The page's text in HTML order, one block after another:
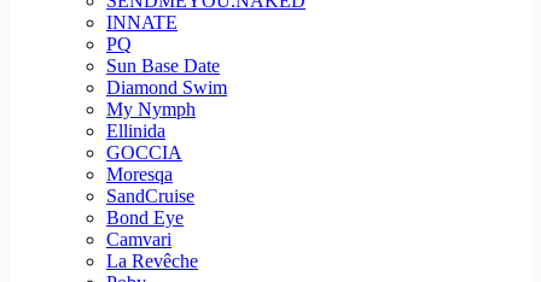
INNATE
PQ
Sun Base Date
Diamond Swim
My Nymph
Ellinida
GOCCIA
Moresqa
SandCruise
Bond Eye
Camvari
La Revêche